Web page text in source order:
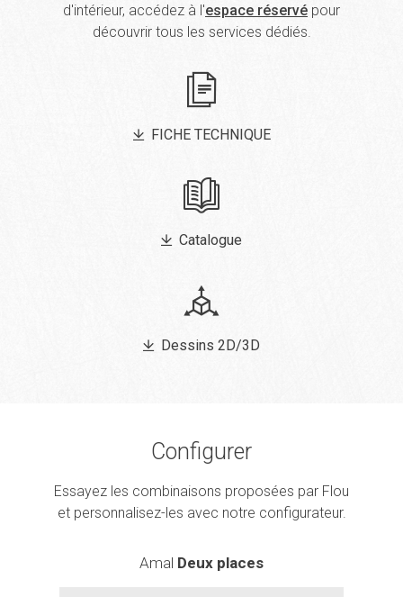
d'intérieur, accédez à l'espace réservé pour
découvrir tous les services dédiés.
FICHE TECHNIQUE
Catalogue
Dessins 2D/3D
Configurer
Essayez les combinaisons proposées par Flou
et personnalisez-les avec notre configurateur.
Amal Deux places